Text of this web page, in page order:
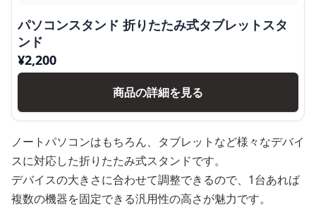
パソコンスタンド 折りたたみ式タブレットスタ
ンド
¥2,200
商品の詳細を見る
ノートパソコンはもちろん、タブレットなど様々なデバイ
スに対応した折りたたみ式スタンドです。
デバイスの大きさに合わせて調整できるので、1台あれば
複数の機器を固定できる汎用性の高さが魅力です。